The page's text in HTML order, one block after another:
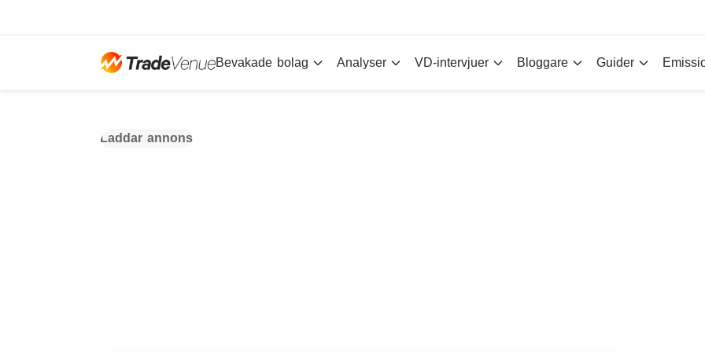
Bevakade bolag Analyser VD-intervjuer Bloggare Guider
Laddar annons